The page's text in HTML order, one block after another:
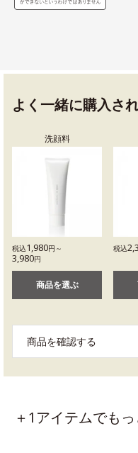
よく一緒に購入さ
洗顔料
税込1,980円～
3,980円
商品を選ぶ
税込
商品を確認する
＋1アイテムでもっ